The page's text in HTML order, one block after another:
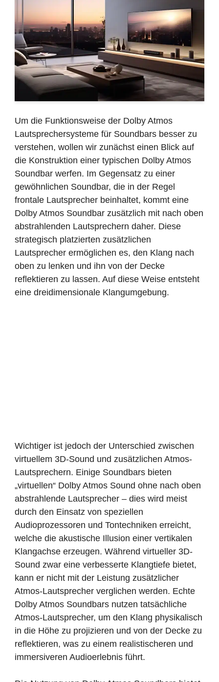
Um die Funktionsweise der Dolby Atmos
Lautsprechersysteme für Soundbars besser zu
verstehen, wollen wir zunächst einen Blick auf
die Konstruktion einer typischen Dolby Atmos
Soundbar werfen. Im Gegensatz zu einer
gewöhnlichen Soundbar, die in der Regel
frontale Lautsprecher beinhaltet, kommt eine
Dolby Atmos Soundbar zusätzlich mit nach oben
abstrahlenden Lautsprechern daher. Diese
strategisch platzierten zusätzlichen
Lautsprecher ermöglichen es, den Klang nach
oben zu lenken und ihn von der Decke
reflektieren zu lassen. Auf diese Weise entsteht
eine dreidimensionale Klangumgebung.
Wichtiger ist jedoch der Unterschied zwischen
virtuellem 3D-Sound und zusätzlichen Atmos-
Lautsprechern. Einige Soundbars bieten
„virtuellen“ Dolby Atmos Sound ohne nach oben
abstrahlende Lautsprecher – dies wird meist
durch den Einsatz von speziellen
Audioprozessoren und Tontechniken erreicht,
welche die akustische Illusion einer vertikalen
Klangachse erzeugen. Während virtueller 3D-
Sound zwar eine verbesserte Klangtiefe bietet,
kann er nicht mit der Leistung zusätzlicher
Atmos-Lautsprecher verglichen werden. Echte
Dolby Atmos Soundbars nutzen tatsächliche
Atmos-Lautsprecher, um den Klang physikalisch
in die Höhe zu projizieren und von der Decke zu
reflektieren, was zu einem realistischeren und
immersiveren Audioerlebnis führt.